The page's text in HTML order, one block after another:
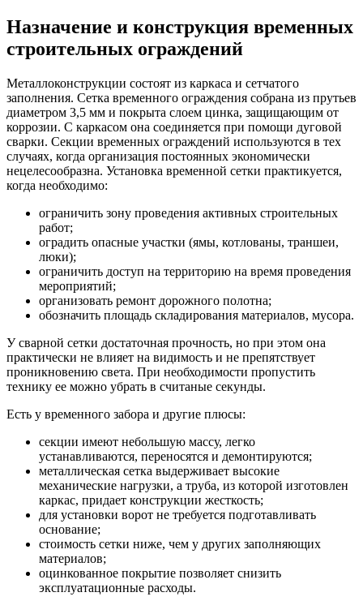
Назначение и конструкция временных
строительных ограждений
Металлоконструкции состоят из каркаса и сетчатого
заполнения. Сетка временного ограждения собрана из прутьев
диаметром 3,5 мм и покрыта слоем цинка, защищающим от
коррозии. С каркасом она соединяется при помощи дуговой
сварки. Секции временных ограждений используются в тех
случаях, когда организация постоянных экономически
нецелесообразна. Установка временной сетки практикуется,
когда необходимо:
ограничить зону проведения активных строительных
работ;
оградить опасные участки (ямы, котлованы, траншеи,
люки);
ограничить доступ на территорию на время проведения
мероприятий;
организовать ремонт дорожного полотна;
обозначить площадь складирования материалов, мусора.
У сварной сетки достаточная прочность, но при этом она
практически не влияет на видимость и не препятствует
проникновению света. При необходимости пропустить
технику ее можно убрать в считаные секунды.
Есть у временного забора и другие плюсы:
секции имеют небольшую массу, легко
устанавливаются, переносятся и демонтируются;
металлическая сетка выдерживает высокие
механические нагрузки, а труба, из которой изготовлен
каркас, придает конструкции жесткость;
для установки ворот не требуется подготавливать
основание;
стоимость сетки ниже, чем у других заполняющих
материалов;
оцинкованное покрытие позволяет снизить
эксплуатационные расходы.